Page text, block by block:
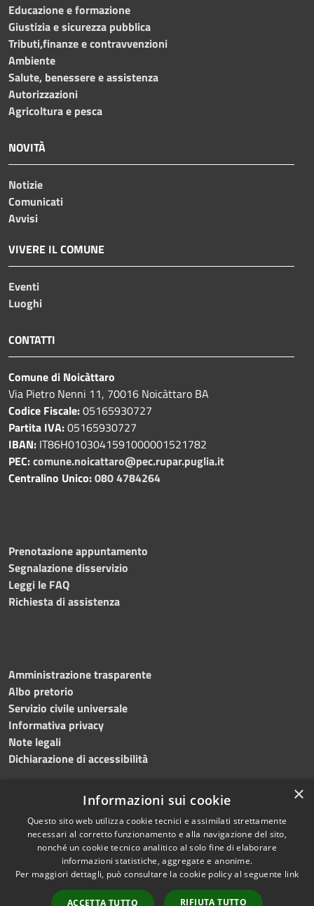
Educazione e formazione
Giustizia e sicurezza pubblica
Tributi,finanze e contravvenzioni
Ambiente
Salute, benessere e assistenza
Autorizzazioni
Agricoltura e pesca
NOVITÀ
Notizie
Comunicati
Avvisi
VIVERE IL COMUNE
Eventi
Luoghi
CONTATTI
Comune di Noicàttaro
Via Pietro Nenni 11, 70016 Noicàttaro BA
Codice Fiscale:05165930727
Partita IVA:05165930727
IBAN: IT86H0103041591000001521782
PEC:comune.noicattaro@pec.rupar.puglia.it
Centralino Unico:080 4784264
Prenotazione appuntamento
Segnalazione disservizio
Leggi le FAQ
Richiesta di assistenza
Amministrazione trasparente
Albo pretorio
Servizio civile universale
Informativa privacy
Note legali
Dichiarazione di accessibilità
RSS
Accessibilità
Cookie
Mappa del sito
Copyright © 2023 •
Comune di Noicàttaro
Powered byMunicipium
Redazione•Portale
dipendente
×
Informazioni sui cookie
Questo sito web utilizza cookie tecnici e assimilati strettamente
necessari al corretto funzionamento e alla navigazione del sito,
nonché un cookie tecnico analitico al solo fine di elaborare
informazioni statistiche, aggregate e anonime.
Per maggiori dettagli, può consultare la cookie policy al seguente link
ACCETTA TUTTO RIFIUTA TUTTO